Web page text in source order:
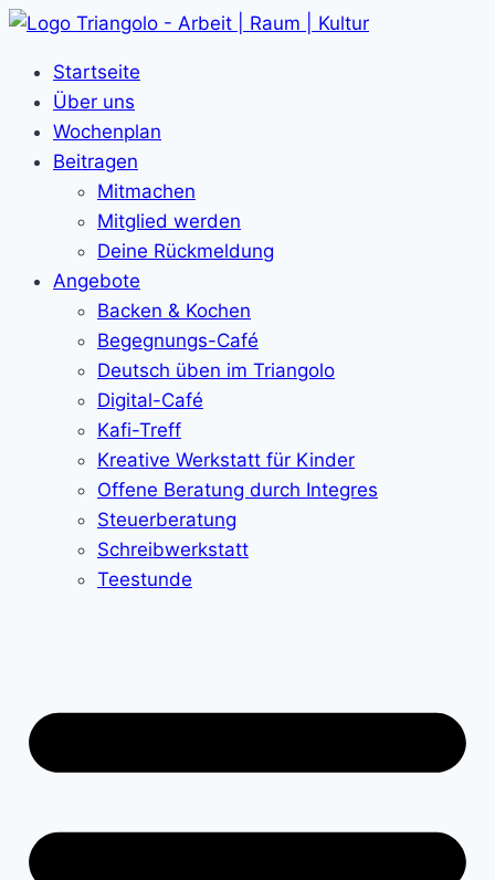
Zum
springenStartseite
Über uns
Wochenplan
Beitragen
Mitmachen
Mitglied werden
Deine Rückmeldung
Angebote
Backen & Kochen
Begegnungs-Café
Deutsch üben im Triangolo
Digital-Café
Kafi-Treff
Kreative Werkstatt für Kinder
Offene Beratung durch Integres
Steuerberatung
Schreibwerkstatt
Teestunde